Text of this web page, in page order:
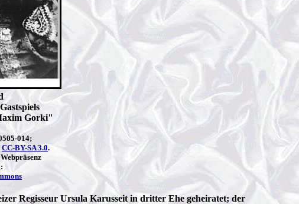
Gorki"
014;
CC-BY-SA 3.0.
Regisseur Ursula Karusseit in dritter Ehe geheiratet; der